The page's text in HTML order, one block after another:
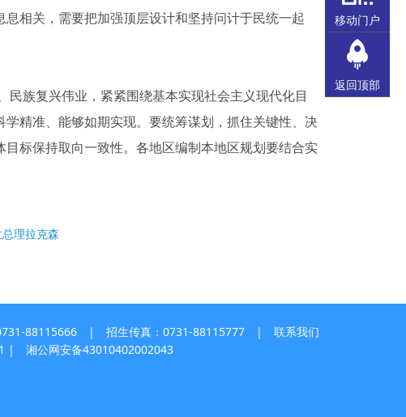
相关，需要把加强顶层设计和坚持问计于民统一起
族复兴伟业，紧紧围绕基本实现社会主义现代化目
精准、能够如期实现。要统筹谋划，抓住关键性、决
标保持取向一致性。各地区编制本地区规划要结合实
理拉克森
88115666 | 招生传真：0731-88115777 | 联系我们
| 湘公网安备43010402002043
移动门户
返回顶部